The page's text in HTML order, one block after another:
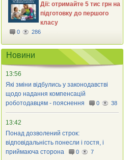
Дії: отримайте 5 тис грн на
підготовку до першого
класу
0 286
Новини
13:56
Які зміни відбулись у законодавстві
щодо надання компенсацій
роботодавцям - пояснення
0 38
13:42
Понад дозволений строк:
відповідальність понесли і гостя, і
приймаюча сторона
0 7